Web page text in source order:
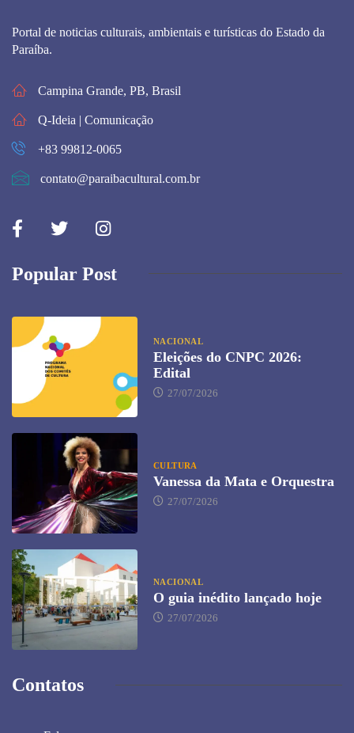
Portal de noticias culturais, ambientais e turísticas do Estado da
Paraíba.
Campina Grande, PB, Brasil
Q-Ideia | Comunicação
+83 99812-0065
contato@paraibacultural.com.br
Popular Post
NACIONAL
Eleições do CNPC 2026:
Edital
27/07/2026
CULTURA
Vanessa da Mata e Orquestra
27/07/2026
NACIONAL
O guia inédito lançado hoje
27/07/2026
Contatos